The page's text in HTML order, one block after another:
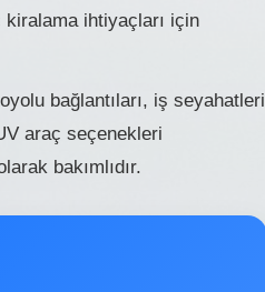
ihtiyaçları için
bağlantıları, iş seyahatleri
araç seçenekleri
bakımlıdır.